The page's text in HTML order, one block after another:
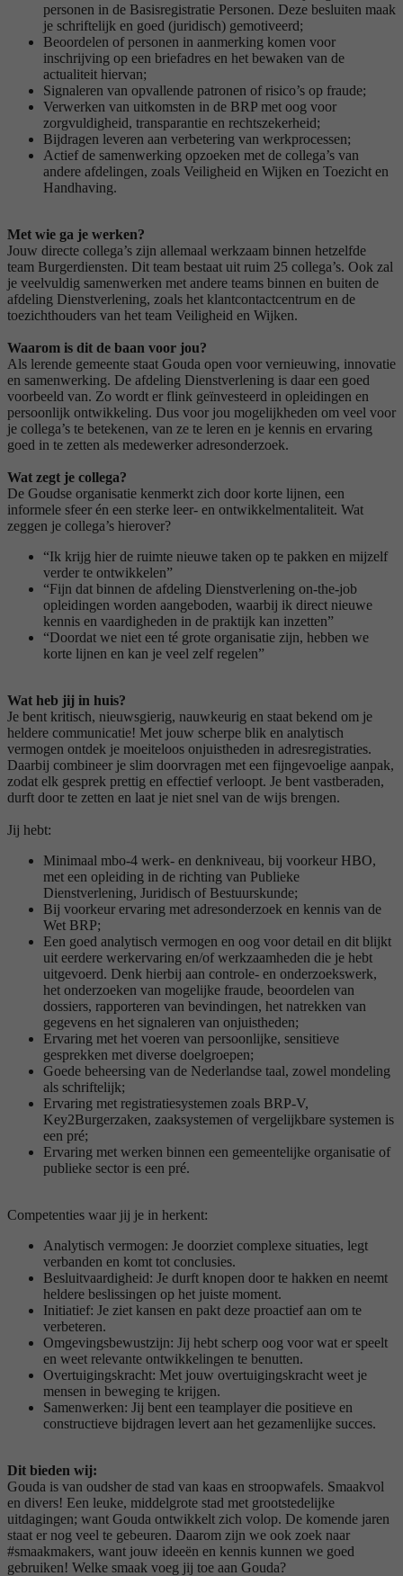
personen in de Basisregistratie Personen. Deze besluiten maak
je schriftelijk en goed (juridisch) gemotiveerd;
Beoordelen of personen in aanmerking komen voor
inschrijving op een briefadres en het bewaken van de
actualiteit hiervan;
Signaleren van opvallende patronen of risico’s op fraude;
Verwerken van uitkomsten in de BRP met oog voor
zorgvuldigheid, transparantie en rechtszekerheid;
Bijdragen leveren aan verbetering van werkprocessen;
Actief de samenwerking opzoeken met de collega’s van
andere afdelingen, zoals Veiligheid en Wijken en Toezicht en
Handhaving.
Met wie ga je werken?
Jouw directe collega’s zijn allemaal werkzaam binnen hetzelfde
team Burgerdiensten. Dit team bestaat uit ruim 25 collega’s. Ook zal
je veelvuldig samenwerken met andere teams binnen en buiten de
afdeling Dienstverlening, zoals het klantcontactcentrum en de
toezichthouders van het team Veiligheid en Wijken.
Waarom is dit de baan voor jou?
Als lerende gemeente staat Gouda open voor vernieuwing, innovatie
en samenwerking. De afdeling Dienstverlening is daar een goed
voorbeeld van. Zo wordt er flink geïnvesteerd in opleidingen en
persoonlijk ontwikkeling. Dus voor jou mogelijkheden om veel voor
je collega’s te betekenen, van ze te leren en je kennis en ervaring
goed in te zetten als medewerker adresonderzoek.
Wat zegt je collega?
De Goudse organisatie kenmerkt zich door korte lijnen, een
informele sfeer én een sterke leer- en ontwikkelmentaliteit. Wat
zeggen je collega’s hierover?
“Ik krijg hier de ruimte nieuwe taken op te pakken en mijzelf
verder te ontwikkelen”
“Fijn dat binnen de afdeling Dienstverlening on-the-job
opleidingen worden aangeboden, waarbij ik direct nieuwe
kennis en vaardigheden in de praktijk kan inzetten”
“Doordat we niet een té grote organisatie zijn, hebben we
korte lijnen en kan je veel zelf regelen”
Wat heb jij in huis?
Je bent kritisch, nieuwsgierig, nauwkeurig en staat bekend om je
heldere communicatie! Met jouw scherpe blik en analytisch
vermogen ontdek je moeiteloos onjuistheden in adresregistraties.
Daarbij combineer je slim doorvragen met een fijngevoelige aanpak,
zodat elk gesprek prettig en effectief verloopt. Je bent vastberaden,
durft door te zetten en laat je niet snel van de wijs brengen.
Jij hebt:
Minimaal mbo-4 werk- en denkniveau, bij voorkeur HBO,
met een opleiding in de richting van Publieke
Dienstverlening, Juridisch of Bestuurskunde;
Bij voorkeur ervaring met adresonderzoek en kennis van de
Wet BRP;
Een goed analytisch vermogen en oog voor detail en dit blijkt
uit eerdere werkervaring en/of werkzaamheden die je hebt
uitgevoerd. Denk hierbij aan controle- en onderzoekswerk,
het onderzoeken van mogelijke fraude, beoordelen van
dossiers, rapporteren van bevindingen, het natrekken van
gegevens en het signaleren van onjuistheden;
Ervaring met het voeren van persoonlijke, sensitieve
gesprekken met diverse doelgroepen;
Goede beheersing van de Nederlandse taal, zowel mondeling
als schriftelijk;
Ervaring met registratiesystemen zoals BRP-V,
Key2Burgerzaken, zaaksystemen of vergelijkbare systemen is
een pré;
Ervaring met werken binnen een gemeentelijke organisatie of
publieke sector is een pré.
Competenties waar jij je in herkent:
Analytisch vermogen: Je doorziet complexe situaties, legt
verbanden en komt tot conclusies.
Besluitvaardigheid: Je durft knopen door te hakken en neemt
heldere beslissingen op het juiste moment.
Initiatief: Je ziet kansen en pakt deze proactief aan om te
verbeteren.
Omgevingsbewustzijn: Jij hebt scherp oog voor wat er speelt
en weet relevante ontwikkelingen te benutten.
Overtuigingskracht: Met jouw overtuigingskracht weet je
mensen in beweging te krijgen.
Samenwerken: Jij bent een teamplayer die positieve en
constructieve bijdragen levert aan het gezamenlijke succes.
Dit bieden wij:
Gouda is van oudsher de stad van kaas en stroopwafels. Smaakvol
en divers! Een leuke, middelgrote stad met grootstedelijke
uitdagingen; want Gouda ontwikkelt zich volop. De komende jaren
staat er nog veel te gebeuren. Daarom zijn we ook zoek naar
#smaakmakers, want jouw ideeën en kennis kunnen we goed
gebruiken! Welke smaak voeg jij toe aan Gouda?